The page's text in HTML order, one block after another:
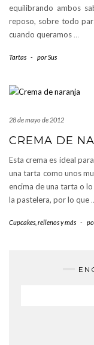
equilibrando ambos
reposo, sobre todo
cuando queramos …
Tartas - porSus
28 de mayo de 2012
CREMA DE
Esta crema es ideal
una tarta como unos
encima de una tarta o lo
la pastelera, por lo que
Cupcakes, rellenos y más -